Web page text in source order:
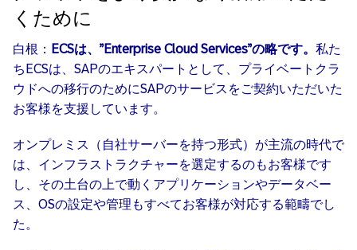
くために
白根： ECSは、”Enterprise Cloud Services”の略です。 私た
ちECSは、SAPのエキスパートとして、プライベートクラ
ウドへの移行のためにSAPのサービスをご契約いただいた
お客様を支援しています。
オンプレミス（自社サーバーを持つ形式）が主流の時代で
は、インフラストラクチャーを選定するのもお客様です
し、その土台の上で動くアプリケーションやデータベー
ス、OSの設定や管理もすべてお客様が対応する範疇でし
た。